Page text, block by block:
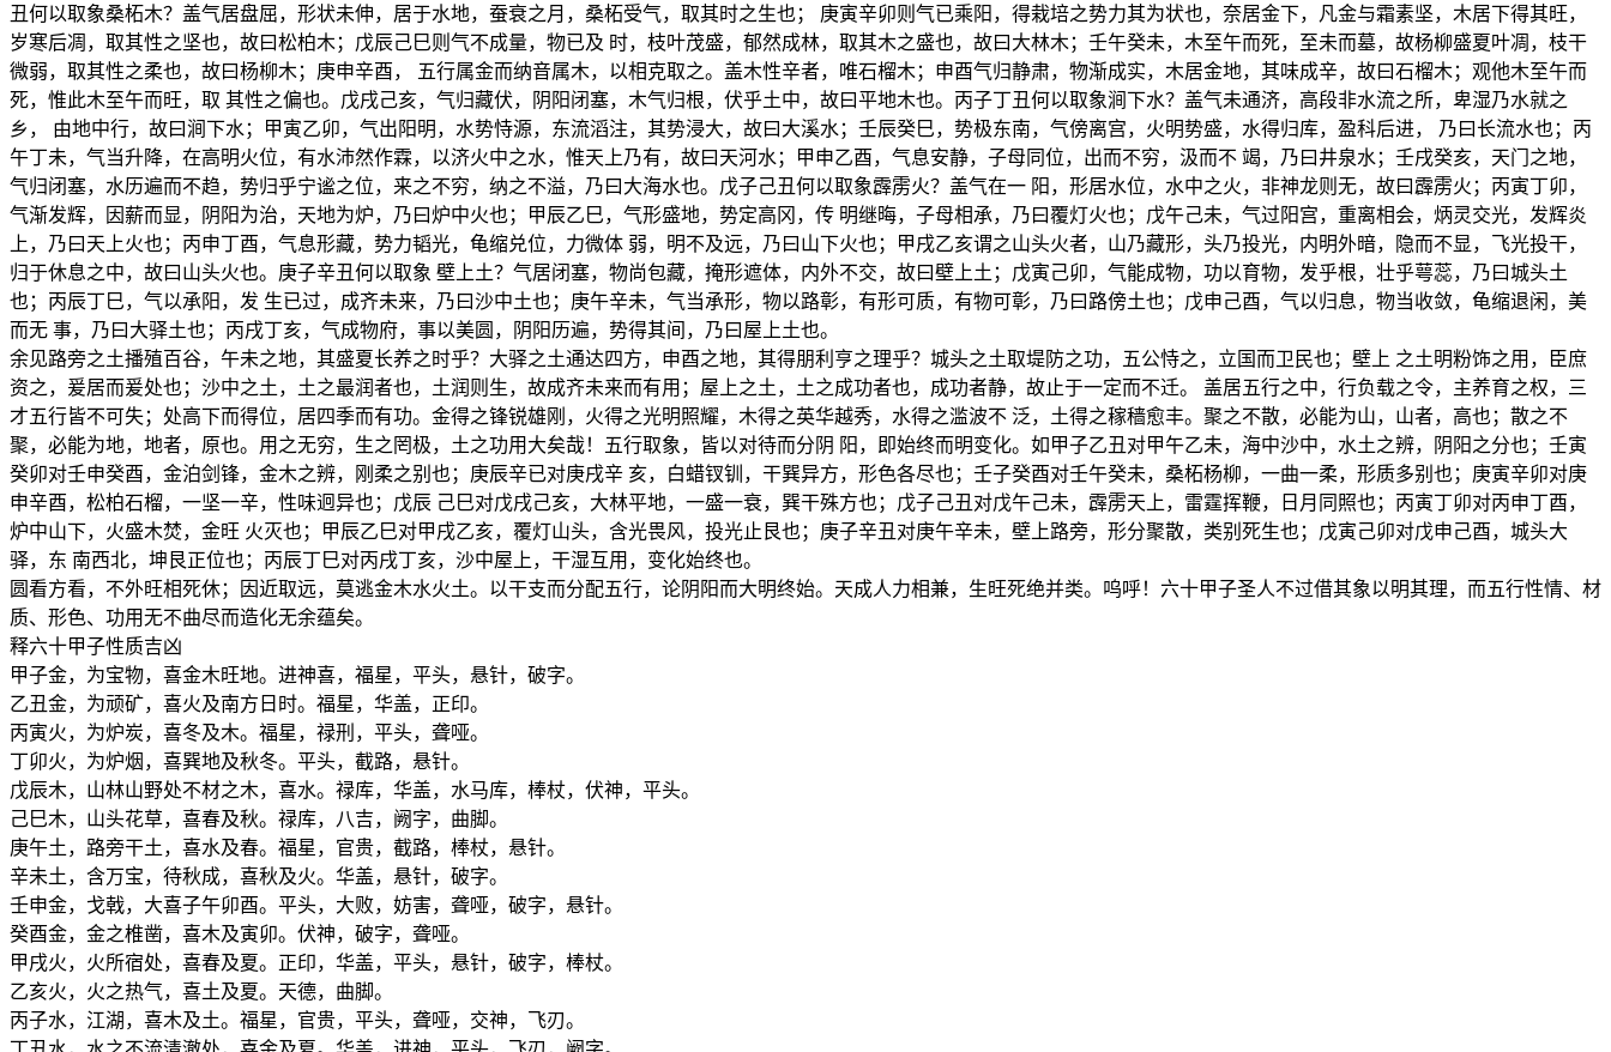
丑何以取象桑柘木？盖气居盘屈，形状未伸，居于水地，蚕衰之月，桑柘受气，取其时之生也； 庚寅辛卯则气已乘阳，得栽培之势力其为状也，奈居金下，凡金与霜素坚，木居下得其旺，
岁寒后凋，取其性之坚也，故曰松柏木；戊辰己巳则气不成量，物已及 时，枝叶茂盛，郁然成林，取其木之盛也，故曰大林木；壬午癸未，木至午而死，至未而墓，故杨柳盛夏叶凋，枝干
微弱，取其性之柔也，故曰杨柳木；庚申辛酉， 五行属金而纳音属木，以相克取之。盖木性辛者，唯石榴木；申酉气归静肃，物渐成实，木居金地，其味成辛，故曰石榴木；观他木至午而
死，惟此木至午而旺，取 其性之偏也。戊戌己亥，气归藏伏，阴阳闭塞，木气归根，伏乎土中，故曰平地木也。丙子丁丑何以取象涧下水？盖气未通济，高段非水流之所，卑湿乃水就之
乡， 由地中行，故曰涧下水；甲寅乙卯，气出阳明，水势恃源，东流滔注，其势浸大，故曰大溪水；壬辰癸巳，势极东南，气傍离宫，火明势盛，水得归库，盈科后进， 乃曰长流水也；丙
午丁未，气当升降，在高明火位，有水沛然作霖，以济火中之水，惟天上乃有，故曰天河水；甲申乙酉，气息安静，子母同位，出而不穷，汲而不 竭，乃曰井泉水；壬戌癸亥，天门之地，
气归闭塞，水历遍而不趋，势归乎宁谧之位，来之不穷，纳之不溢，乃曰大海水也。戊子己丑何以取象霹雳火？盖气在一 阳，形居水位，水中之火，非神龙则无，故曰霹雳火；丙寅丁卯，
气渐发辉，因薪而显，阴阳为治，天地为炉，乃曰炉中火也；甲辰乙巳，气形盛地，势定高冈，传 明继晦，子母相承，乃曰覆灯火也；戊午己未，气过阳宫，重离相会，炳灵交光，发辉炎
上，乃曰天上火也；丙申丁酉，气息形藏，势力韬光，龟缩兑位，力微体 弱，明不及远，乃曰山下火也；甲戌乙亥谓之山头火者，山乃藏形，头乃投光，内明外暗，隐而不显，飞光投干，
归于休息之中，故曰山头火也。庚子辛丑何以取象 壁上土？气居闭塞，物尚包藏，掩形遮体，内外不交，故曰壁上土；戊寅己卯，气能成物，功以育物，发乎根，壮乎萼蕊，乃曰城头土
也；丙辰丁巳，气以承阳，发 生已过，成齐未来，乃曰沙中土也；庚午辛未，气当承形，物以路彰，有形可质，有物可彰，乃曰路傍土也；戊申己酉，气以归息，物当收敛，龟缩退闲，美
而无 事，乃曰大驿土也；丙戌丁亥，气成物府，事以美圆，阴阳历遍，势得其间，乃曰屋上土也。
余见路旁之土播殖百谷，午未之地，其盛夏长养之时乎？大驿之土通达四方，申酉之地，其得朋利亨之理乎？城头之土取堤防之功，五公恃之，立国而卫民也；壁上 之土明粉饰之用，臣庶
资之，爰居而爰处也；沙中之土，土之最润者也，土润则生，故成齐未来而有用；屋上之土，土之成功者也，成功者静，故止于一定而不迁。 盖居五行之中，行负载之令，主养育之权，三
才五行皆不可失；处高下而得位，居四季而有功。金得之锋锐雄刚，火得之光明照耀，木得之英华越秀，水得之滥波不 泛，土得之稼穑愈丰。聚之不散，必能为山，山者，高也；散之不
聚，必能为地，地者，原也。用之无穷，生之罔极，土之功用大矣哉！五行取象，皆以对待而分阴 阳，即始终而明变化。如甲子乙丑对甲午乙未，海中沙中，水土之辨，阴阳之分也；壬寅
癸卯对壬申癸酉，金泊剑锋，金木之辨，刚柔之别也；庚辰辛已对庚戌辛 亥，白蜡钗钏，干巽异方，形色各尽也；壬子癸酉对壬午癸未，桑柘杨柳，一曲一柔，形质多别也；庚寅辛卯对庚
申辛酉，松柏石榴，一坚一辛，性味迥异也；戊辰 己巳对戊戌己亥，大林平地，一盛一衰，巽干殊方也；戊子己丑对戊午己未，霹雳天上，雷霆挥鞭，日月同照也；丙寅丁卯对丙申丁酉，
炉中山下，火盛木焚，金旺 火灭也；甲辰乙巳对甲戌乙亥，覆灯山头，含光畏风，投光止艮也；庚子辛丑对庚午辛未，壁上路旁，形分聚散，类别死生也；戊寅己卯对戊申己酉，城头大
驿，东 南西北，坤艮正位也；丙辰丁巳对丙戌丁亥，沙中屋上，干湿互用，变化始终也。
圆看方看，不外旺相死休；因近取远，莫逃金木水火土。以干支而分配五行，论阴阳而大明终始。天成人力相兼，生旺死绝并类。呜呼！六十甲子圣人不过借其象以明其理，而五行性情、材
质、形色、功用无不曲尽而造化无余蕴矣。
释六十甲子性质吉凶
甲子金，为宝物，喜金木旺地。进神喜，福星，平头，悬针，破字。
乙丑金，为顽矿，喜火及南方日时。福星，华盖，正印。
丙寅火，为炉炭，喜冬及木。福星，禄刑，平头，聋哑。
丁卯火，为炉烟，喜巽地及秋冬。平头，截路，悬针。
戊辰木，山林山野处不材之木，喜水。禄库，华盖，水马库，棒杖，伏神，平头。
己巳木，山头花草，喜春及秋。禄库，八吉，阙字，曲脚。
庚午土，路旁干土，喜水及春。福星，官贵，截路，棒杖，悬针。
辛未土，含万宝，待秋成，喜秋及火。华盖，悬针，破字。
壬申金，戈戟，大喜子午卯酉。平头，大败，妨害，聋哑，破字，悬针。
癸酉金，金之椎凿，喜木及寅卯。伏神，破字，聋哑。
甲戌火，火所宿处，喜春及夏。正印，华盖，平头，悬针，破字，棒杖。
乙亥火，火之热气，喜土及夏。天德，曲脚。
丙子水，江湖，喜木及土。福星，官贵，平头，聋哑，交神，飞刃。